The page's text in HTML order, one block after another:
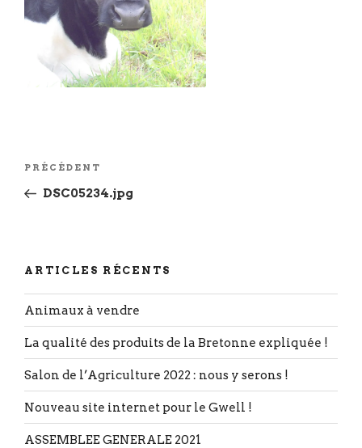
Navigation
l’article
Article
précédent
PRÉCÉDENT
DSC05234.jpg
ARTICLES RÉCENTS
Animaux à vendre
La qualité des produits de la Bretonne expliquée !
Salon de l’Agriculture 2022 : nous y serons !
Nouveau site internet pour le Gwell !
ASSEMBLEE GENERALE 2021